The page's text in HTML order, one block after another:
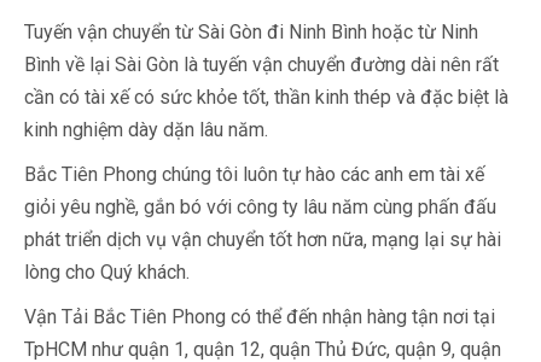
Tuyến vận chuyển từ Sài Gòn đi Ninh Bình hoặc từ Ninh
Bình về lại Sài Gòn là tuyến vận chuyển đường dài nên rất
cần có tài xế có sức khỏe tốt, thần kinh thép và đặc biệt là
kinh nghiệm dày dặn lâu năm.
Bắc Tiên Phong chúng tôi luôn tự hào các anh em tài xế
giỏi yêu nghề, gắn bó với công ty lâu năm cùng phấn đấu
phát triển dịch vụ vận chuyển tốt hơn nữa, mạng lại sự hài
lòng cho Quý khách.
Vận Tải Bắc Tiên Phong có thể đến nhận hàng tận nơi tại
TpHCM như quận 1, quận 12, quận Thủ Đức, quận 9, quận